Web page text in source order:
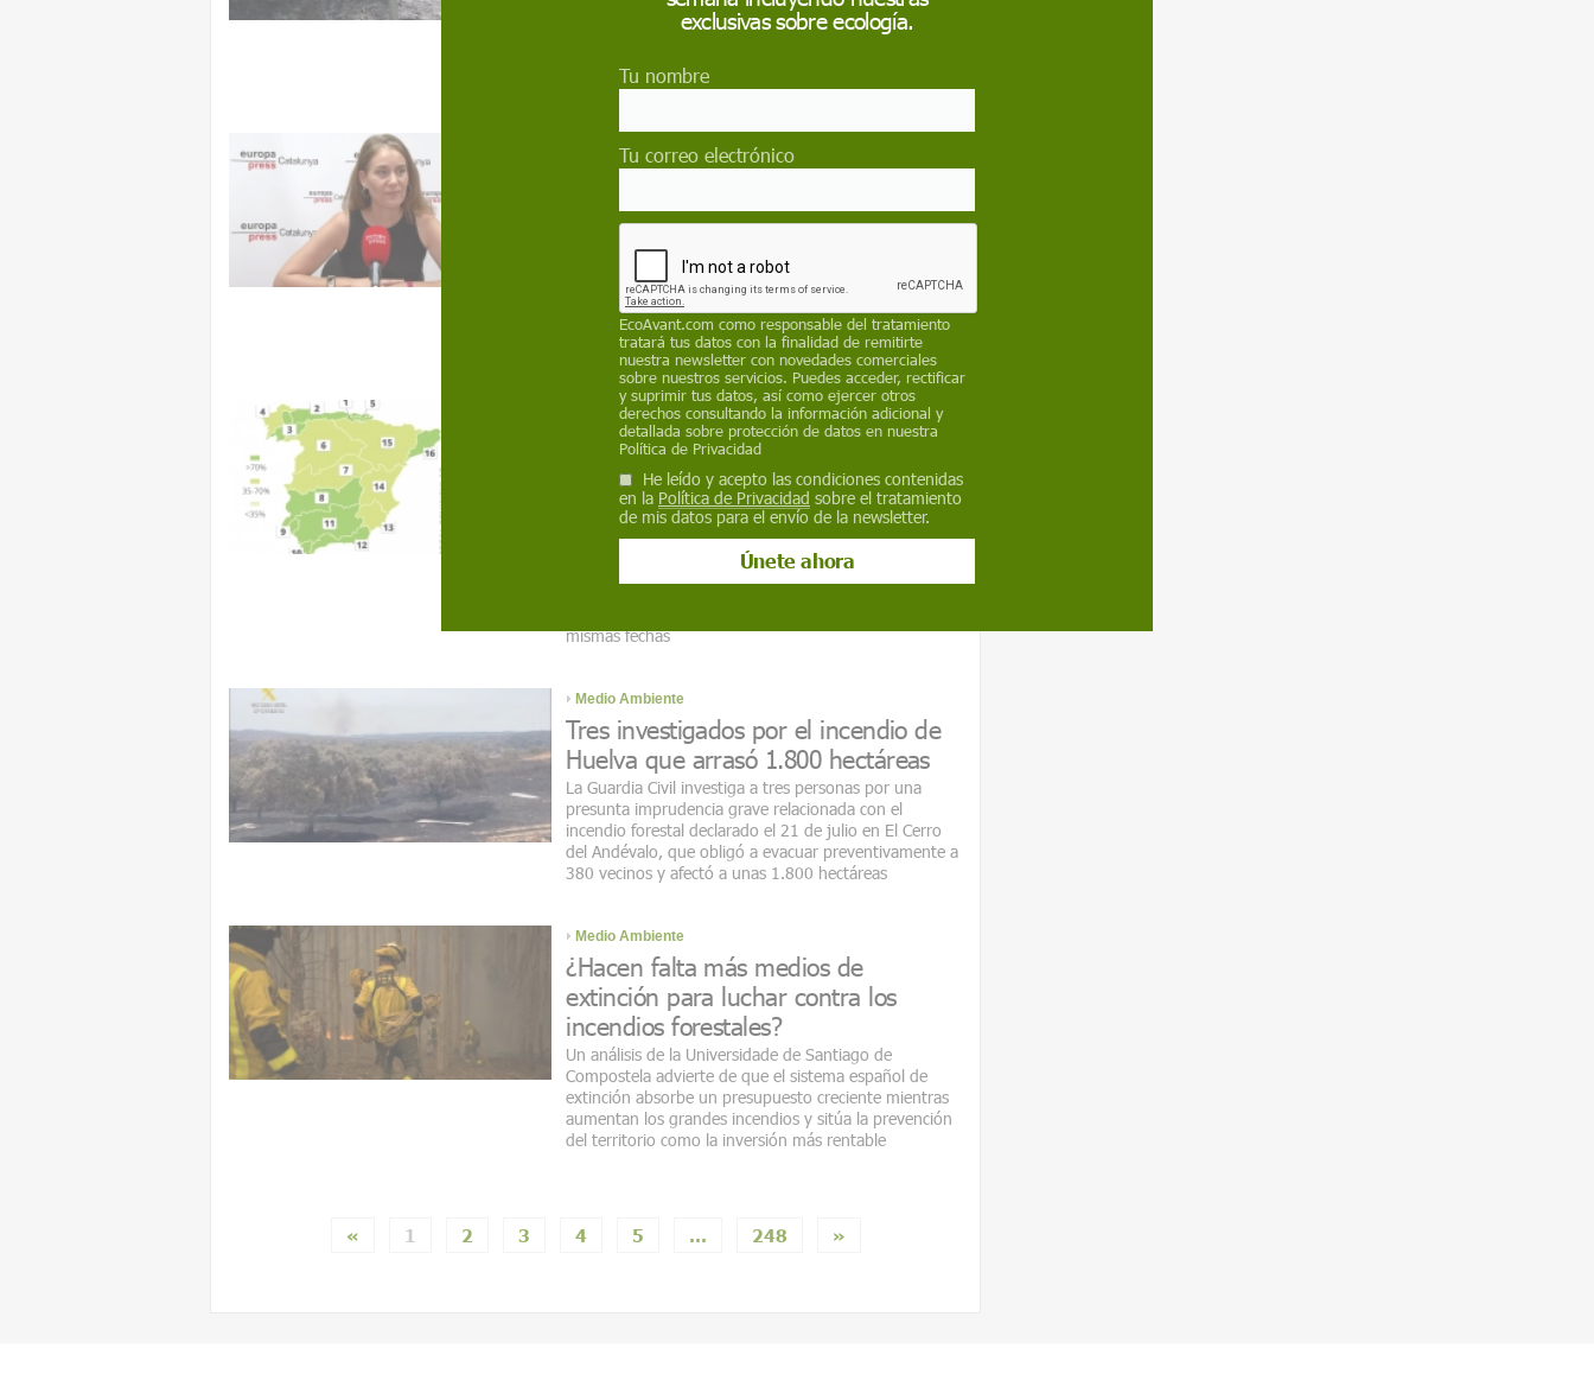
fuego que ha afectado a la Sierra Oeste revela
carencias en las políticas de protección frente a los
LIDER que permitan urbanizar suelo rural y forestal
Albiach acusa a Sánchez de
Aeropuerto de Barcelona
La presidenta de los Comuns critica que el Gobierno
defienda la lucha contra la emergencia climática
mientras impulsa la ampliación de El Prat. También
pide a Junts negociar el decreto de vivienda y lamenta
el retraso del debate sobre financiación autonómica
Medio Ambiente
Los embalses españoles caen 1,7
puntos en la semana y bajan al
69,6% de su capacidad
Las reservas hídricas peninsulares encadenan once
semanas consecutivas de descenso y se quedan en
39.016 hectómetros cúbicos, 969 menos que hace
mismas fechas
Medio Ambiente
Tres investigados por el incendio de
Huelva que arrasó 1.800 hectáreas
La Guardia Civil investiga a tres personas por una
presunta imprudencia grave relacionada con el
incendio forestal declarado el 21 de julio en El Cerro
del Andévalo, que obligó a evacuar preventivamente a
380 vecinos y afectó a unas 1.800 hectáreas
Medio Ambiente
¿Hacen falta más medios de
extinción para luchar contra los
incendios forestales?
Un análisis de la Universidade de Santiago de
Compostela advierte de que el sistema español de
extinción absorbe un presupuesto creciente mientras
aumentan los grandes incendios y sitúa la prevención
del territorio como la inversión más rentable
« 1 2 3 4 5 … 248 »
exclusivas sobre ecología.
Tu nombre
Tu correo electrónico
EcoAvant.com como responsable del tratamiento
tratará tus datos con la finalidad de remitirte
nuestra newsletter con novedades comerciales
sobre nuestros servicios. Puedes acceder, rectificar
y suprimir tus datos, así como ejercer otros
derechos consultando la información adicional y
detallada sobre protección de datos en nuestra
Política de Privacidad
He leído y acepto las condiciones contenidas
en la Política de Privacidad sobre el tratamiento
de mis datos para el envío de la newsletter.